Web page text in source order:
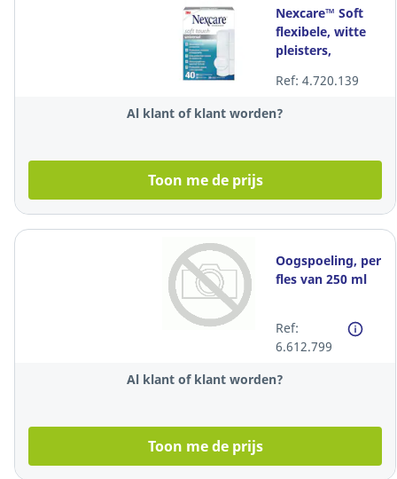
Nexcare™ Soft
flexibele, witte
pleisters,
maten doos 40
pleisters
Ref: 4.720.139
Al klant of klant worden?
Toon me de prijs
Oogspoeling, per
fles van 250 ml
Ref:
6.612.799
Al klant of klant worden?
Toon me de prijs